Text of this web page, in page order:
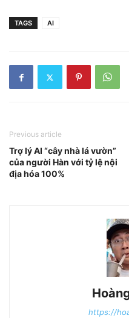
TAGS AI
Previous article
Trợ lý AI “cây nhà lá vườn”
của người Hàn với tỷ lệ nội
địa hóa 100%
https://